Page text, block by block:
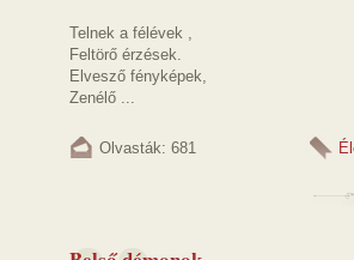
Telnek a félévek ,
Feltörő érzések.
Elvesző fényképek,
Zenélő ...
Olvasták: 681